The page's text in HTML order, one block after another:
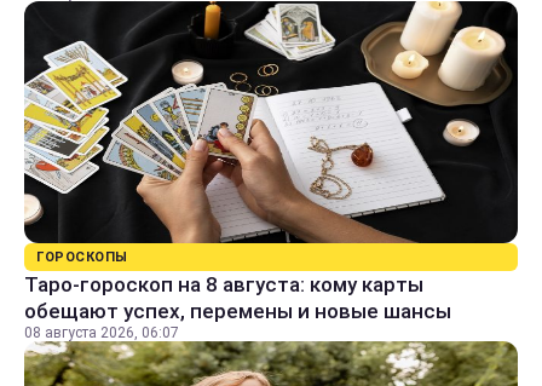
ГОРОСКОПЫ
Таро-гороскоп на 8 августа: кому карты
обещают успех, перемены и новые шансы
08 августа 2026, 06:07